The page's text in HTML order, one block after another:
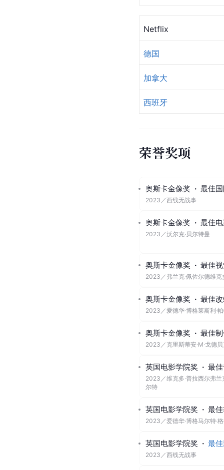
Netflix
德国
加拿大
西班牙
荣誉奖项
奥斯卡金像奖 · 最佳
2023 ／西线无战事
奥斯卡金像奖 · 最佳
2023 ／沃尔克·贝尔特曼
奥斯卡金像奖 · 最佳
2023 ／ 弗兰克·佩佐尔德维克
奥斯卡金像奖 · 最佳
2023 ／爱德华·博格莱斯利·
奥斯卡金像奖 · 最佳
2023 ／ 克里斯蒂安·M·戈德
英国电影学院奖 · 最
2023 ／维克多·普拉西尔弗兰
尔特
英国电影学院奖 · 最
2023 ／爱德华·博格马尔特·
英国电影学院奖 · 最
2023 ／西线无战事